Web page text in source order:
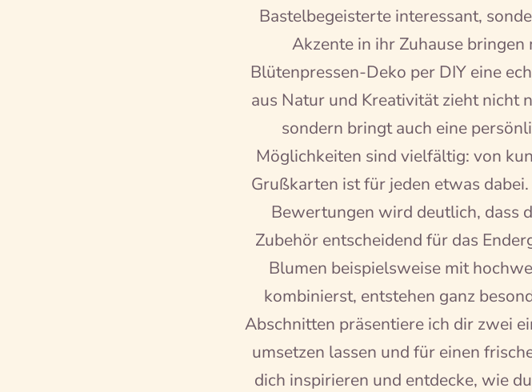
Bastelbegeisterte interessant,
Akzente in ihr Zuhause bringen
Blütenpressen-Deko per DIY eine
aus Natur und Kreativität zieht nicht
sondern bringt auch eine
Möglichkeiten sind vielfältig: von
Grußkarten ist für jeden etwas
Bewertungen wird deutlich, dass
Zubehör entscheidend für das
Blumen beispielsweise mit
kombinierst, entstehen ganz
Abschnitten präsentiere ich dir zwei
umsetzen lassen und für einen
dich inspirieren und entdecke, wie